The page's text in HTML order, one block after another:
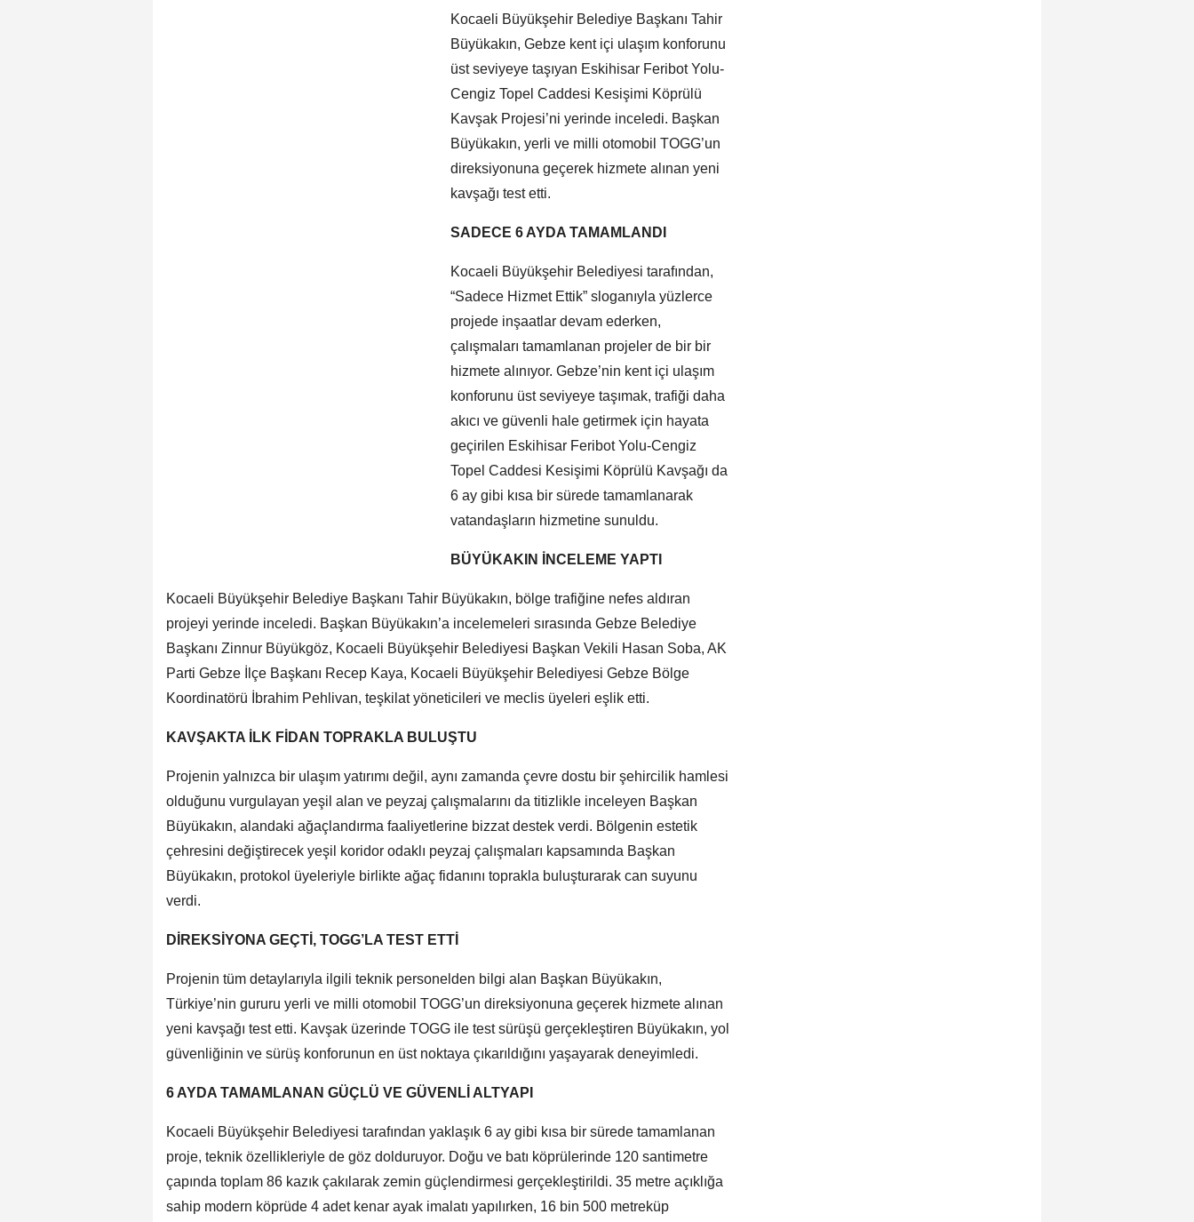
Kocaeli Büyükşehir Belediye Başkanı Tahir
Büyükakın, Gebze kent içi ulaşım konforunu
üst seviyeye taşıyan Eskihisar Feribot Yolu-
Cengiz Topel Caddesi Kesişimi Köprülü
Kavşak Projesi’ni yerinde inceledi. Başkan
Büyükakın, yerli ve milli otomobil TOGG’un
direksiyonuna geçerek hizmete alınan yeni
kavşağı test etti.
SADECE 6 AYDA TAMAMLANDI
Kocaeli Büyükşehir Belediyesi tarafından,
“Sadece Hizmet Ettik” sloganıyla yüzlerce
projede inşaatlar devam ederken,
çalışmaları tamamlanan projeler de bir bir
hizmete alınıyor. Gebze’nin kent içi ulaşım
konforunu üst seviyeye taşımak, trafiği daha
akıcı ve güvenli hale getirmek için hayata
geçirilen Eskihisar Feribot Yolu-Cengiz
Topel Caddesi Kesişimi Köprülü Kavşağı da
6 ay gibi kısa bir sürede tamamlanarak
vatandaşların hizmetine sunuldu.
BÜYÜKAKIN İNCELEME YAPTI
Kocaeli Büyükşehir Belediye Başkanı Tahir Büyükakın, bölge trafiğine nefes aldıran
projeyi yerinde inceledi. Başkan Büyükakın’a incelemeleri sırasında Gebze Belediye
Başkanı Zinnur Büyükgöz, Kocaeli Büyükşehir Belediyesi Başkan Vekili Hasan Soba, AK
Parti Gebze İlçe Başkanı Recep Kaya, Kocaeli Büyükşehir Belediyesi Gebze Bölge
Koordinatörü İbrahim Pehlivan, teşkilat yöneticileri ve meclis üyeleri eşlik etti.
KAVŞAKTA İLK FİDAN TOPRAKLA BULUŞTU
Projenin yalnızca bir ulaşım yatırımı değil, aynı zamanda çevre dostu bir şehircilik hamlesi
olduğunu vurgulayan yeşil alan ve peyzaj çalışmalarını da titizlikle inceleyen Başkan
Büyükakın, alandaki ağaçlandırma faaliyetlerine bizzat destek verdi. Bölgenin estetik
çehresini değiştirecek yeşil koridor odaklı peyzaj çalışmaları kapsamında Başkan
Büyükakın, protokol üyeleriyle birlikte ağaç fidanını toprakla buluşturarak can suyunu
verdi.
DİREKSİYONA GEÇTİ, TOGG’LA TEST ETTİ
Projenin tüm detaylarıyla ilgili teknik personelden bilgi alan Başkan Büyükakın,
Türkiye’nin gururu yerli ve milli otomobil TOGG’un direksiyonuna geçerek hizmete alınan
yeni kavşağı test etti. Kavşak üzerinde TOGG ile test sürüşü gerçekleştiren Büyükakın, yol
güvenliğinin ve sürüş konforunun en üst noktaya çıkarıldığını yaşayarak deneyimledi.
6 AYDA TAMAMLANAN GÜÇLÜ VE GÜVENLİ ALTYAPI
Kocaeli Büyükşehir Belediyesi tarafından yaklaşık 6 ay gibi kısa bir sürede tamamlanan
proje, teknik özellikleriyle de göz dolduruyor. Doğu ve batı köprülerinde 120 santimetre
çapında toplam 86 kazık çakılarak zemin güçlendirmesi gerçekleştirildi. 35 metre açıklığa
sahip modern köprüde 4 adet kenar ayak imalatı yapılırken, 16 bin 500 metreküp